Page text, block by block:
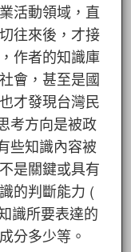
活動領域，直
往來後，才接
作者的知識庫
會，甚至是國
才發現台灣民
考方向是被政
些知識內容被
是關鍵或具有
的判斷能力 (
識所要表達的
分多少等。